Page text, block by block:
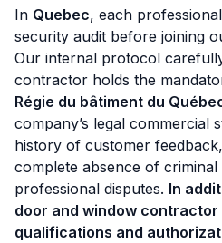
In Quebec, each
security audit before joining
Our internal protocol
contractor holds the
Régie du bâtiment du
company’s legal commercial
history of customer
complete absence of
professional disputes. In
door and window contractor
qualifications and